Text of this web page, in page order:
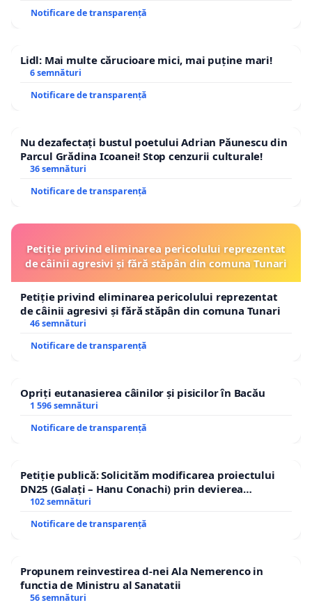
Notificare de transparență
Lidl: Mai multe cărucioare mici, mai puține mari!
6 semnături
Notificare de transparență
Nu dezafectați bustul poetului Adrian Păunescu din
Parcul Grădina Icoanei! Stop cenzurii culturale!
36 semnături
Notificare de transparență
Petiție privind eliminarea pericolului reprezentat
de câinii agresivi și fără stăpân din comuna Tunari
Petiție privind eliminarea pericolului reprezentat
de câinii agresivi și fără stăpân din comuna Tunari
46 semnături
Notificare de transparență
Opriți eutanasierea câinilor și pisicilor în Bacău
1 596 semnături
Notificare de transparență
Petiție publică: Solicităm modificarea proiectului
DN25 (Galați – Hanu Conachi) prin devierea
traseului în afara localităților!
102 semnături
Notificare de transparență
Propunem reinvestirea d-nei Ala Nemerenco in
functia de Ministru al Sanatatii
56 semnături